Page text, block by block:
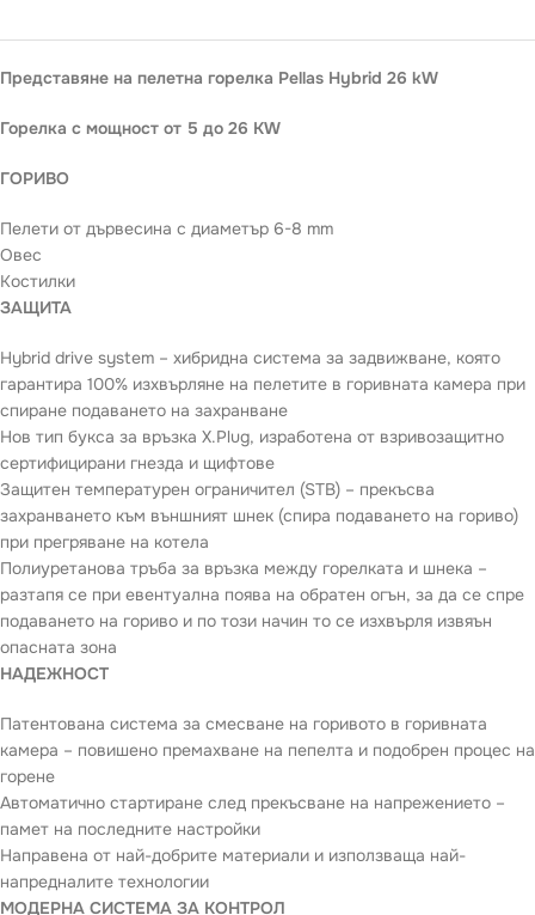
Представяне на пелетна горелка Pellas Hybrid 26 kW
Горелка с мощност от 5 до 26 KW
ГОРИВО
Пелети от дървесина с диаметър 6-8 mm
Овес
Костилки
ЗАЩИТА
Hybrid drive system – хибридна система за задвижване, която
гарантира 100% изхвърляне на пелетите в горивната камера при
спиране подаването на захранване
Нов тип букса за връзка X.Plug, изработена от взривозащитно
сертифицирани гнезда и щифтове
Защитен температурен ограничител (STB) – прекъсва
захранването към външният шнек (спира подаването на гориво)
при прегряване на котела
Полиуретанова тръба за връзка между горелката и шнека –
разтапя се при евентуална поява на обратен огън, за да се спре
подаването на гориво и по този начин то се изхвърля извяън
опасната зона
НАДЕЖНОСТ
Патентована система за смесване на горивото в горивната
камера – повишено премахване на пепелта и подобрен процес на
горене
Автоматично стартиране след прекъсване на напрежението –
памет на последните настройки
Направена от най-добрите материали и използваща най-
напредналите технологии
МОДЕРНА СИСТЕМА ЗА КОНТРОЛ